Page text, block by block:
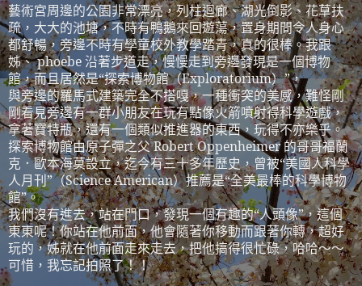
藝術宮周邊的公園非常漂亮，列柱迴廊、湖光倒影、花草扶
疏，大大的池塘，不時有鴨鵝來回遊蕩，置身期間令人身心
都舒暢，旁邊不時有學童校外教學踏青，真的很棒。我跟
姊、phoebe沿著步道走，慢慢走到旁邊發現是一個博物
館，而且居然是“探索博物館（Exploratorium）”，
與旁邊的羅馬式建築完全不搭嘎，一種衝突的美感，難怪剛
剛看見旁邊有一群小朋友在玩有點像火箭噴射得科學遊戲，
拿著寶特瓶，還有一個類似推進器的東西，玩得不亦樂乎。
探索博物館由原子彈之父Robert Oppenheimer的哥哥福蘭
克．歐本海莫設立，迄今有三十多年歷史，曾被“美國人科學
人月刊”（Science American）推薦是“全美最棒的科學博物
館”。
我們沒有進去，站在門口，發現一個有趣的“人頭像”，這個
東東呢！你站在他前面，他會隨著你移動而跟著你轉，超好
玩的，姊就在他前面走來走去，把他搞得很忙碌，哈哈～～
可惜，我忘記拍照了！！